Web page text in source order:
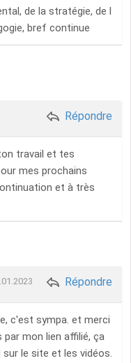
de la stratégie, de l
bref continue
Répondre
travail et tes
mes prochains
et à très
Répondre
c'est sympa. et merci
mon lien affilié, ça
le site et les vidéos.